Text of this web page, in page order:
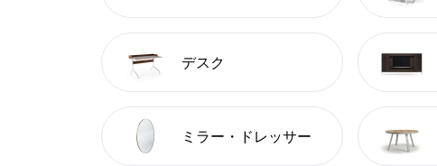
デスク
ミラー・ドレッサー